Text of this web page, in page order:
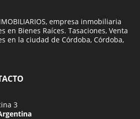
empresa inmobiliaria
en Bienes Raíces. Tasaciones, Venta
en la ciudad de Córdoba, Córdoba,
3